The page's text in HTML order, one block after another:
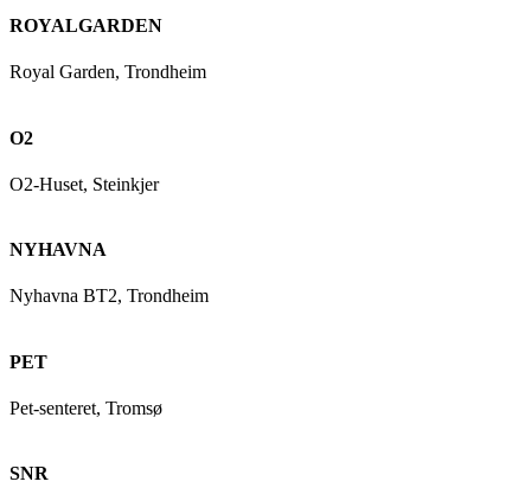
ROYALGARDEN
Royal Garden, Trondheim
O2
O2-Huset, Steinkjer
NYHAVNA
Nyhavna BT2, Trondheim
PET
Pet-senteret, Tromsø
SNR